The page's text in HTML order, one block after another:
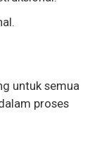
untuk semua
proses